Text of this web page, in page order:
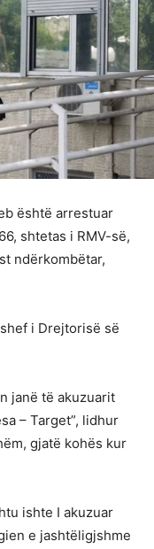
është arrestuar
shtetas i RMV-së,
ndërkombëtar,
i Drejtorisë së
janë të akuzuarit
– Target”, lidhur
gjatë kohës kur
ishte I akuzuar
e jashtëligjshme